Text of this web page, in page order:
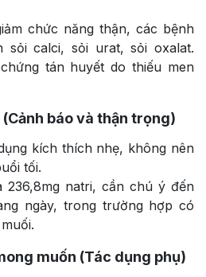
chức năng thận, các bệnh
sỏi calci, sỏi urat, sỏi oxalat.
tán huyết do thiếu men
báo và thận trọng)
kích thích nhẹ, không nên
tối.
236,8mg natri, cần chú ý đến
ngày, trong trường hợp có
muốn (Tác dụng phụ)